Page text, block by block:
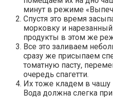
минут в режиме
Спустя это время
морковку и
продукты в этом же
Все это заливаем
сразу же присыпаем
томатную пасту,
очередь спагетти.
Их тоже кладем в чашу
Вода должна слегка